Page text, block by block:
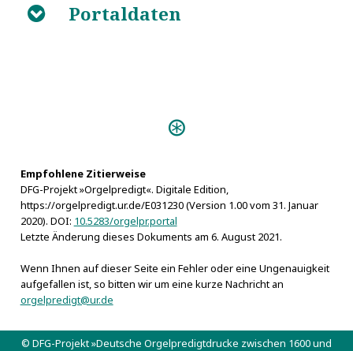
B Portaldaten
Vivum Dei Organum
Lust an dem Herrn (Danzig 1749)
Orgeln:
Prag, Altneu-Synagoge, Morchedai-Meisel-Orgel
Empfohlene Zitierweise
DFG-Projekt »Orgelpredigt«. Digitale Edition,
https://orgelpredigt.ur.de/E031230 (Version 1.00 vom 31. Januar
2020). DOI: 10.5283/orgelpr.portal
Letzte Änderung dieses Dokuments am 6. August 2021.
Wenn Ihnen auf dieser Seite ein Fehler oder eine Ungenauigkeit
aufgefallen ist, so bitten wir um eine kurze Nachricht an
orgelpredigt@ur.de
© DFG-Projekt »Deutsche Orgelpredigtdrucke zwischen 1600 und